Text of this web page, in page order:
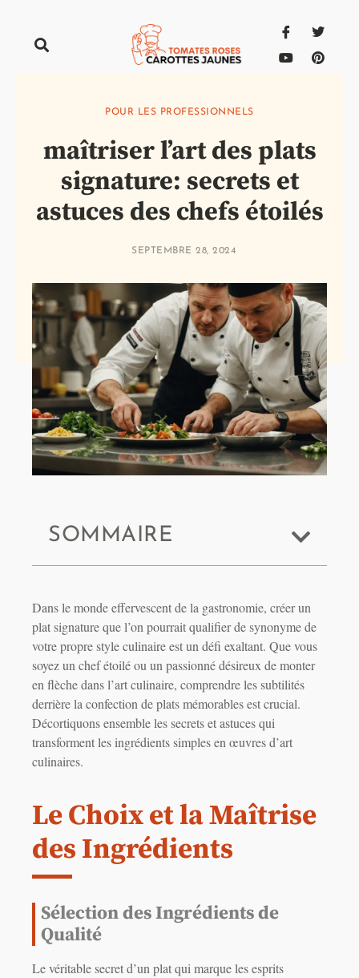
POUR LES PROFESSIONNELS
maîtriser l’art des plats
signature: secrets et
astuces des chefs étoilés
SEPTEMBRE 28, 2024
SOMMAIRE
Dans le monde effervescent de la gastronomie, créer un
plat signature que l’on pourrait qualifier de synonyme de
votre propre style culinaire est un défi exaltant. Que vous
soyez un chef étoilé ou un passionné désireux de monter
en flèche dans l’art culinaire, comprendre les subtilités
derrière la confection de plats mémorables est crucial.
Décortiquons ensemble les secrets et astuces qui
transforment les ingrédients simples en œuvres d’art
culinaires.
Le Choix et la Maîtrise
des Ingrédients
Sélection des Ingrédients de
Qualité
Le véritable secret d’un plat qui marque les esprits